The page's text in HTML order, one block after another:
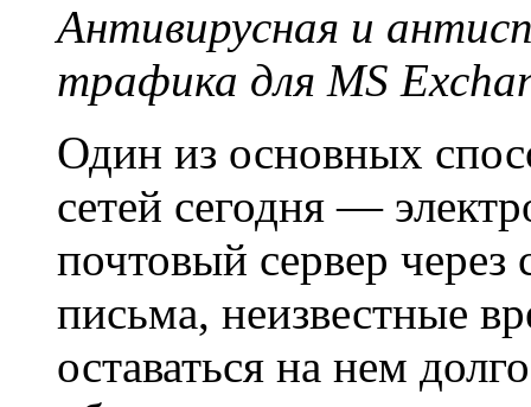
Антивирусная и
трафика для MS
Один из основных
сетей сегодня —
почтовый сервер
письма, неизвестные
оставаться на нем